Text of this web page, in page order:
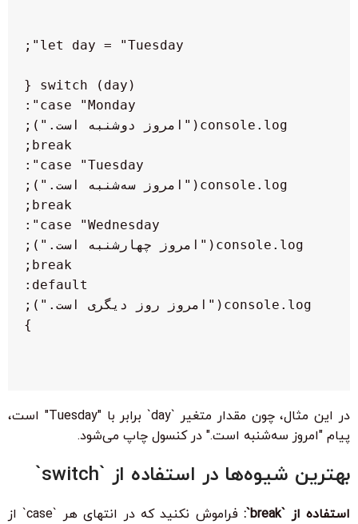
در این مثال، چون مقدار متغیر `day` برابر با "Tuesday" است،
پیام "امروز سه‌شنبه است." در کنسول چاپ می‌شود.
بهترین شیوه‌ها در استفاده از `switch`
استفاده از `break`:
فراموش نکنید که در انتهای هر `case` از